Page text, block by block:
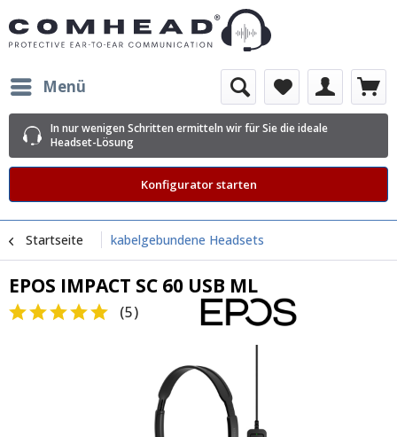
Menü
In nur wenigen Schritten ermitteln wir für Sie die ideale
Headset-Lösung
Konfigurator starten
Startseite kabelgebundene Headsets
EPOS IMPACT SC 60 USB ML
(5)